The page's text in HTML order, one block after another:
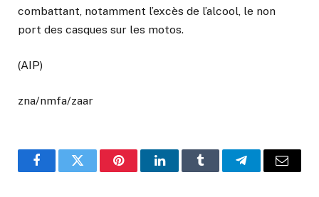
combattant, notamment l’excès de l’alcool, le non
port des casques sur les motos.
(AIP)
zna/nmfa/zaar
FacebookTwitter PinterestLinkedInTumblr TelegramEmail